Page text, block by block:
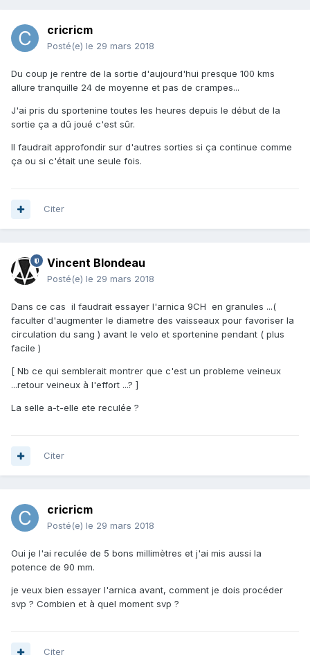
cricricm
Posté(e) le 29 mars 2018
Du coup je rentre de la sortie d'aujourd'hui presque 100 kms
allure tranquille 24 de moyenne et pas de crampes...
J'ai pris du sportenine toutes les heures depuis le début de la
sortie ça a dû joué c'est sûr.
Il faudrait approfondir sur d'autres sorties si ça continue comme
ça ou si c'était une seule fois.
Citer
Vincent Blondeau
Posté(e) le 29 mars 2018
Dans ce cas il faudrait essayer l'arnica 9CH en granules ...(
faculter d'augmenter le diametre des vaisseaux pour favoriser la
circulation du sang ) avant le velo et sportenine pendant ( plus
facile )
[ Nb ce qui semblerait montrer que c'est un probleme veineux
...retour veineux à l'effort ...? ]
La selle a-t-elle ete reculée ?
Citer
cricricm
Posté(e) le 29 mars 2018
Oui je l'ai reculée de 5 bons millimètres et j'ai mis aussi la
potence de 90 mm.
je veux bien essayer l'arnica avant, comment je dois procéder
svp ? Combien et à quel moment svp ?
Citer